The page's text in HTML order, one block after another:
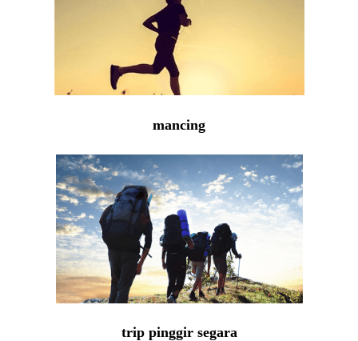
mancing
trip pinggir segara